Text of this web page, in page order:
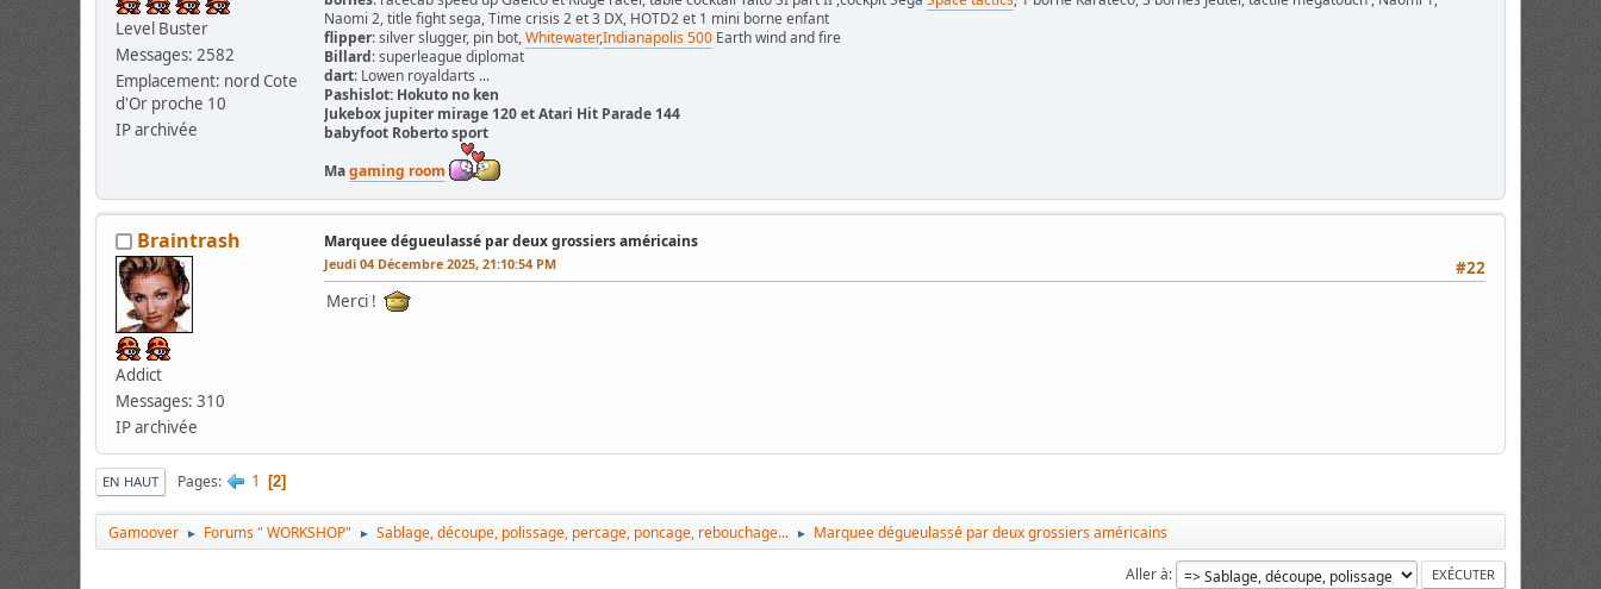
Level Buster
Messages: 2582
Emplacement: nord Cote
d'Or proche 10
IP archivée
Naomi 2, title fight sega, Time crisis 2 et 3 DX, HOTD2 et 1 mini borne enfant
flipper: silver slugger, pin bot,Whitewater,Indianapolis 500 Earth wind and fire
Billard: superleague diplomat
dart: Lowen royaldarts ...
Pashislot: Hokuto no ken
Jukebox jupiter mirage 120 et Atari Hit Parade 144
babyfoot Roberto sport
Magaming room
Braintrash
Addict
Messages: 310
IP archivée
Marquee dégueulassé par deux grossiers américains
#22
Jeudi 04 Décembre 2025, 21:10:54 PM
Merci !
EN HAUT Pages 1 2
Gamoover ► Forums " WORKSHOP" ► Sablage, découpe, polissage, percage, poncage, rebouchage... ► Marquee dégueulassé par deux grossiers américains
Aller à